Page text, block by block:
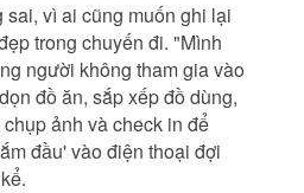
vì ai cũng muốn ghi lại
trong chuyến đi. "Mình
người không tham gia vào
đồ ăn, sắp xếp đồ dùng,
ảnh và check in để
đầu' vào điện thoại đợi